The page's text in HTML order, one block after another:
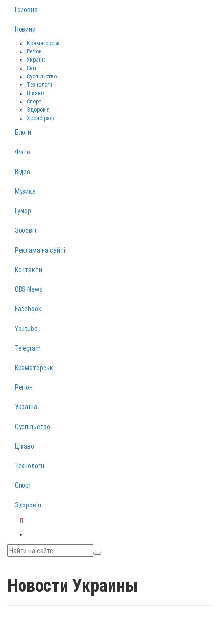
Головна
Новини
Краматорськ
Регіон
Україна
Світ
Суспільство
Технології
Цікаво
Спорт
Здоров‘я
Хронограф
Блоги
Фото
Відео
Музика
Гумор
Зоосвіт
Реклама на сайті
Контакти
OBS News
Facebook
Youtube
Telegram
Краматорськ
Регіон
Україна
Суспільство
Цікаво
Технології
Спорт
Здоров‘я
Новости Украины